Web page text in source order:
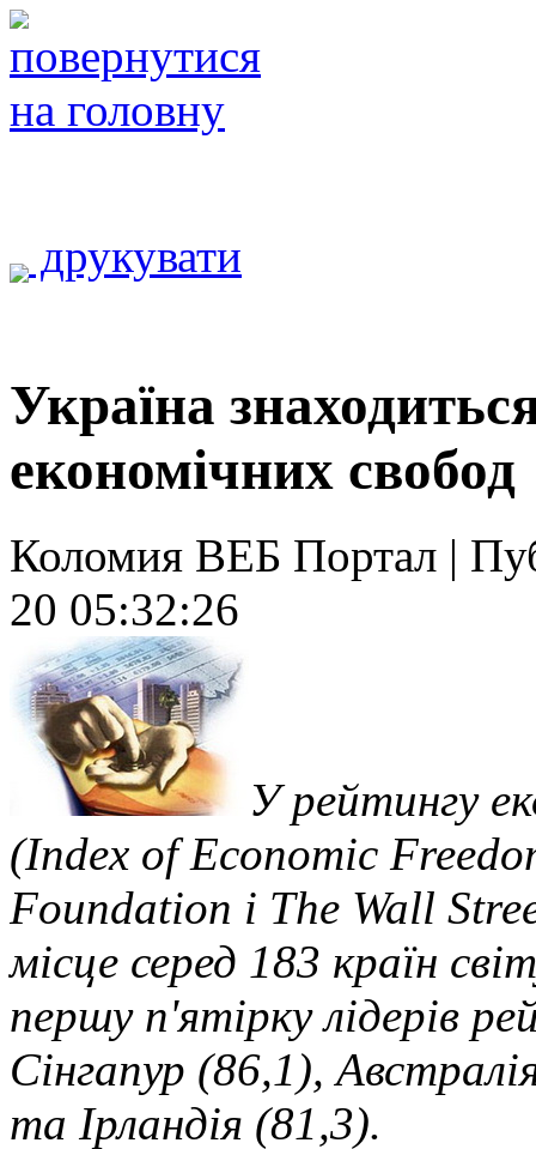
друкувати
Україна
економічних свобод
Коломия ВЕБ Портал |
20 05:32:26
У рейтингу
(Index of Economic
Foundation і The Wall
місце серед 183 країн
першу п'ятірку лідерів
Сінгапур (86,1),
та Ірландія (81,3).